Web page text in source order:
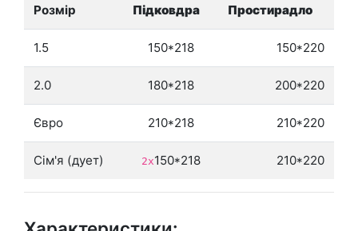
Розмір Підковдра Простирадло
1.5 150*218 150*220
2.0 180*218 200*220
Євро 210*218 210*220
Сім'я (дует) 2х150*218 210*220